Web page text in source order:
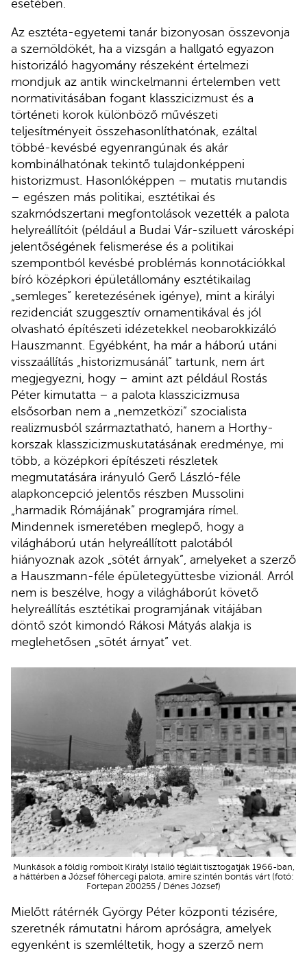
esetében.
Az esztéta-egyetemi tanár bizonyosan összevonja
a szemöldökét, ha a vizsgán a hallgató egyazon
historizáló hagyomány részeként értelmezi
mondjuk az antik winckelmanni értelemben vett
normativitásában fogant klasszicizmust és a
történeti korok különböző művészeti
teljesítményeit összehasonlíthatónak, ezáltal
többé-kevésbé egyenrangúnak és akár
kombinálhatónak tekintő tulajdonképpeni
historizmust. Hasonlóképpen – mutatis mutandis
– egészen más politikai, esztétikai és
szakmódszertani megfontolások vezették a palota
helyreállítóit (például a Budai Vár-sziluett városképi
jelentőségének felismerése és a politikai
szempontból kevésbé problémás konnotációkkal
bíró középkori épületállomány esztétikailag
„semleges” keretezésének igénye), mint a királyi
rezidenciát szuggesztív ornamentikával és jól
olvasható építészeti idézetekkel neobarokkizáló
Hauszmannt. Egyébként, ha már a háború utáni
visszaállítás „historizmusánál” tartunk, nem árt
megjegyezni, hogy – amint azt például Rostás
Péter kimutatta – a palota klasszicizmusa
elsősorban nem a „nemzetközi” szocialista
realizmusból származtatható, hanem a Horthy-
korszak klasszicizmuskutatásának eredménye, mi
több, a középkori építészeti részletek
megmutatására irányuló Gerő László-féle
alapkoncepció jelentős részben Mussolini
„harmadik Rómájának” programjára rímel.
Mindennek ismeretében meglepő, hogy a
világháború után helyreállított palotából
hiányoznak azok „sötét árnyak”, amelyeket a szerző
a Hauszmann-féle épületegyüttesbe vizionál. Arról
nem is beszélve, hogy a világháborút követő
helyreállítás esztétikai programjának vitájában
döntő szót kimondó Rákosi Mátyás alakja is
meglehetősen „sötét árnyat” vet.
Munkások a földig rombolt Királyi Istálló tégláit tisztogatják 1966-ban,
a háttérben a József főhercegi palota, amire szintén bontás várt (fotó:
Fortepan 200255 / Dénes József)
Mielőtt rátérnék György Péter központi tézisére,
szeretnék rámutatni három apróságra, amelyek
egyenként is szemléltetik, hogy a szerző nem